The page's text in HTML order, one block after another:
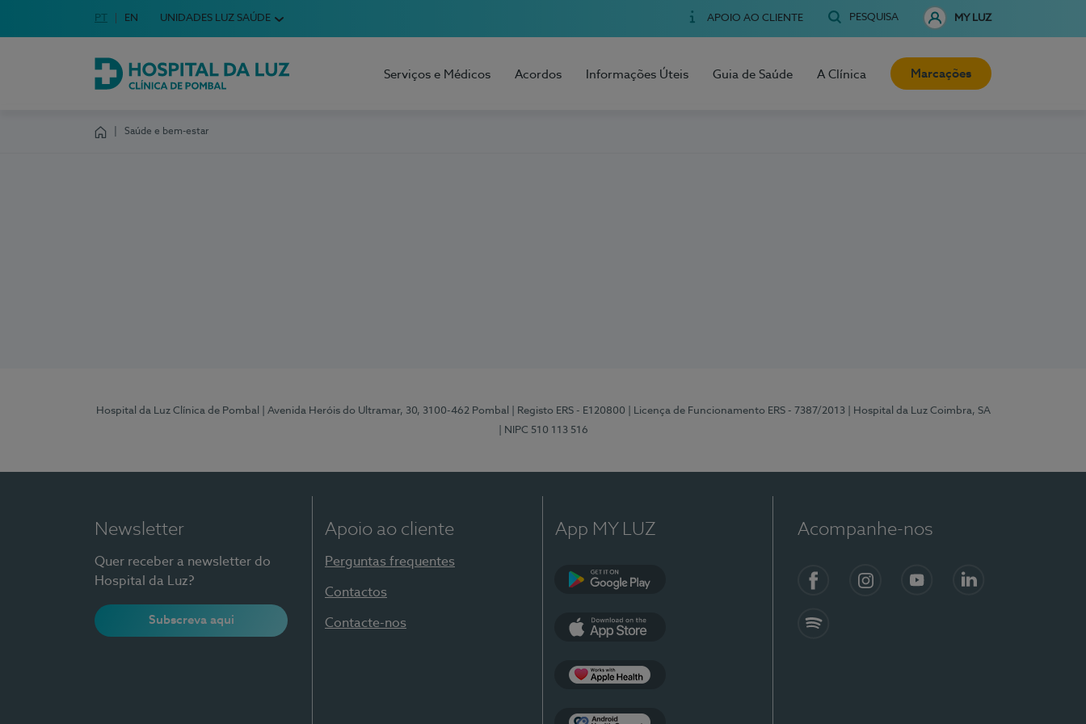
Escolha o seu idioma
Idioma em Português
PT English Language
EN UNIDADES LUZ SAÚDE APOIO AO CLIENTE PESQUISA MY LUZ
Hospital da Luz Clínica de Pombal
Serviços e Médicos Acordos Informações Úteis Guia de Saúde A Clínica Marcações
Saúde e bem-estar
Hospital da Luz Clínica de Pombal | Avenida Heróis do Ultramar, 30, 3100-462 Pombal | Registo ERS - E120800 | Licença de Funcionamento ERS - 7387/2013
| Hospital da Luz Coimbra, SA
| NIPC 510 113 516
Newsletter
Quer receber a newsletter do
Hospital da Luz?
Subscreva aqui
Apoio ao cliente
Perguntas frequentes
Contactos
Contacte-nos
App MY LUZ Acompanhe-nos